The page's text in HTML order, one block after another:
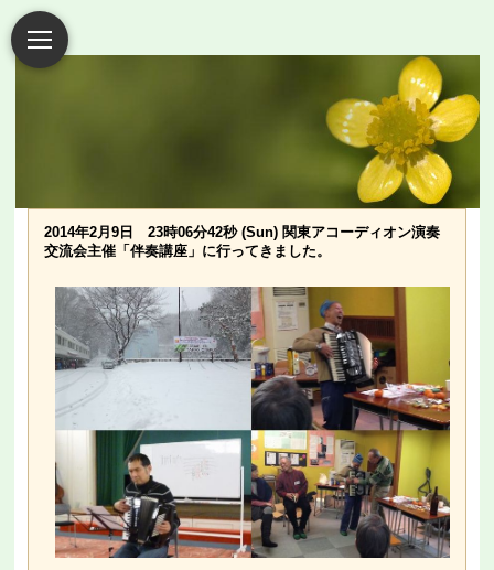
2014年2月9日 23時06分42秒 (Sun) 関東アコーディオン演奏
交流会主催「伴奏講座」に行ってきました。